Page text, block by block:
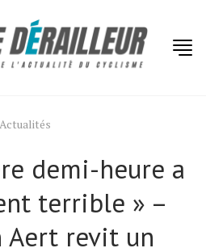
Actualités
demi-heure a
terrible » –
Aert revit un